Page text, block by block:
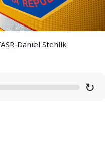
Daniel Stehlík
↻